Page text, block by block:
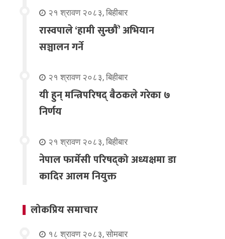
२१ श्रावण २०८३, बिहीबार
रास्वपाले ‘हामी सुन्छौँ’ अभियान
सञ्चालन गर्ने
२१ श्रावण २०८३, बिहीबार
यी हुन् मन्त्रिपरिषद् बैठकले गरेका ७
निर्णय
२१ श्रावण २०८३, बिहीबार
नेपाल फार्मेसी परिषद्को अध्यक्षमा डा
कादिर आलम नियुक्त
लोकप्रिय समाचार
१८ श्रावण २०८३, सोमबार